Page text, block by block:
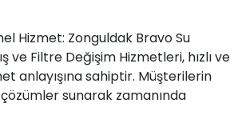
Hizmet: Zonguldak Bravo Su
ve Filtre Değişim Hizmetleri, hızlı ve
anlayışına sahiptir. Müşterilerin
çözümler sunarak zamanında